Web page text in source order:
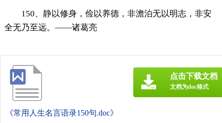
150、静以修身，俭以养德，非澹泊无以明志，非安
全无乃至远。——诸葛亮
《常用人生名言语录150句.doc》
点击下载文档
文档为doc格式